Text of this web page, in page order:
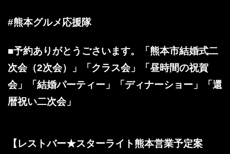
#熊本グルメ応援隊
■予約ありがとうごさいます。「熊本市結婚式二
次会（2次会）」「クラス会」「昼時間の祝賀
会」「結婚パーティー」「ディナーショー」「還
暦祝い二次会」
【レストバー★スターライト熊本‎営業予定案